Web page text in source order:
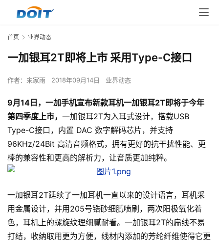
首页 业界动态
一加银耳2T即将上市 采用Type-C接口
作者： 宋家雨 2018年09月14日 业界动态
9月14日，一加手机宣布新款耳机一加银耳2T即将于今年
第四季度上市， 一加银耳2T为入耳式设计，搭载USB
Type-C接口，内置 DAC 数字解码芯片，并支持
96KHz/24Bit 高清音频格式，拥有更好的抗干扰性能、更
棒的兼容性和更高的解析力，让音质更加纯粹。
一加银耳2T延续了一加耳机一直以来的设计语言，耳机采
用金属设计，并用205号锆砂细腻喷刷，两次阳极氧化着
色，耳机上的螺旋纹理细腻耐看。一加银耳2T的扁线不易
打结，收纳取用更为方便，线材内添加的芳纶纤维使得它更